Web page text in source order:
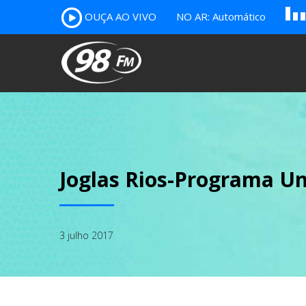
OUÇA AO VIVO NO AR: Automático B c
Joglas Rios-Programa
3 julho 2017